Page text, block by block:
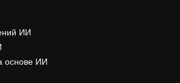
ИИ
основе ИИ